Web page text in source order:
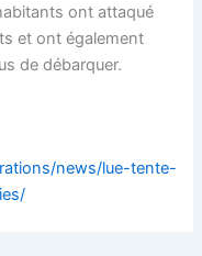
ont attaqué
et ont également
de débarquer.
news/lue-tente-